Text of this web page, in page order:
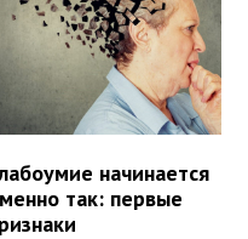
начинается
так: первые